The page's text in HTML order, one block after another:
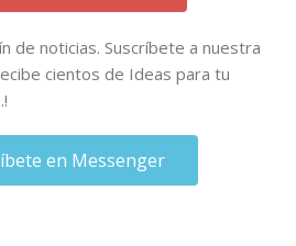
de noticias. Suscríbete a nuestra
cientos de Ideas para tu
en Messenger